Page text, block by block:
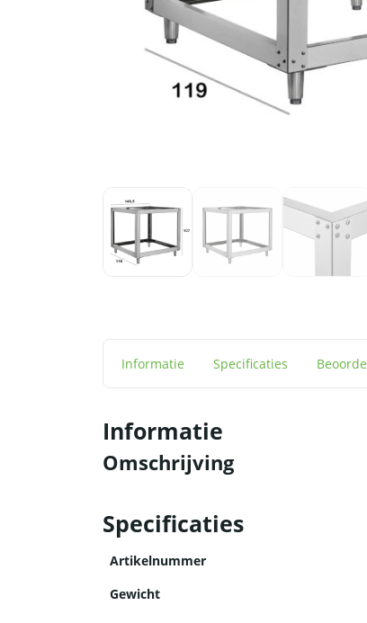
Informatie Specificaties
Informatie
Omschrijving
Specificaties
Artikelnummer
Gewicht